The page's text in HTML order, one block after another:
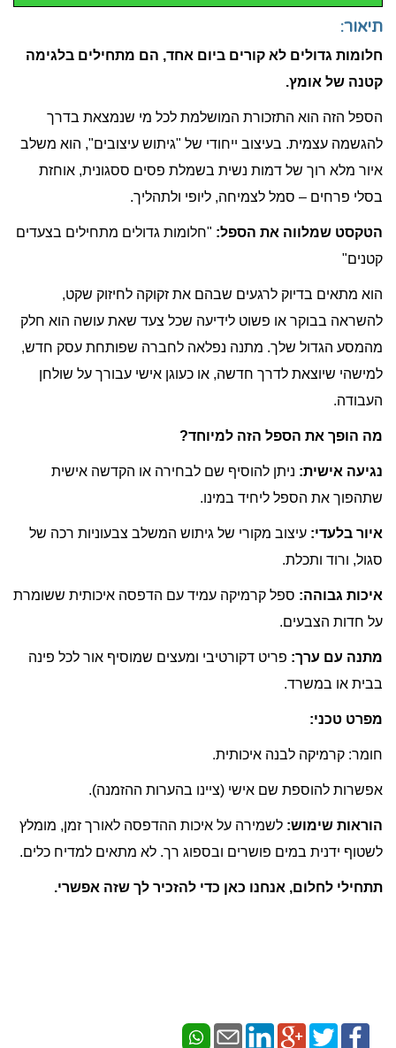
תיאור:
חלומות גדולים לא קורים ביום אחד, הם מתחילים בלגימה
קטנה של אומץ.
הספל הזה הוא התזכורת המושלמת לכל מי שנמצאת בדרך
להגשמה עצמית. בעיצוב ייחודי של "גיתוש עיצובים", הוא משלב
איור מלא רוך של דמות נשית בשמלת פסים ססגונית, אוחזת
בסלי פרחים – סמל לצמיחה, ליופי ולתהליך.
הטקסט שמלווה את הספל: "חלומות גדולים מתחילים בצעדים
קטנים"
הוא מתאים בדיוק לרגעים שבהם את זקוקה לחיזוק שקט,
להשראה בבוקר או פשוט לידיעה שכל צעד שאת עושה הוא חלק
מהמסע הגדול שלך. מתנה נפלאה לחברה שפותחת עסק חדש,
למישהי שיוצאת לדרך חדשה, או כעוגן אישי עבורך על שולחן
העבודה.
מה הופך את הספל הזה למיוחד?
נגיעה אישית: ניתן להוסיף שם לבחירה או הקדשה אישית
שתהפוך את הספל ליחיד במינו.
איור בלעדי: עיצוב מקורי של גיתוש המשלב צבעוניות רכה של
סגול, ורוד ותכלת.
איכות גבוהה: ספל קרמיקה עמיד עם הדפסה איכותית ששומרת
על חדות הצבעים.
מתנה עם ערך: פריט דקורטיבי ומעצים שמוסיף אור לכל פינה
בבית או במשרד.
מפרט טכני:
חומר: קרמיקה לבנה איכותית.
אפשרות להוספת שם אישי (ציינו בהערות ההזמנה).
הוראות שימוש: לשמירה על איכות ההדפסה לאורך זמן, מומלץ
לשטוף ידנית במים פושרים ובספוג רך. לא מתאים למדיח כלים.
תתחילי לחלום, אנחנו כאן כדי להזכיר לך שזה אפשרי.